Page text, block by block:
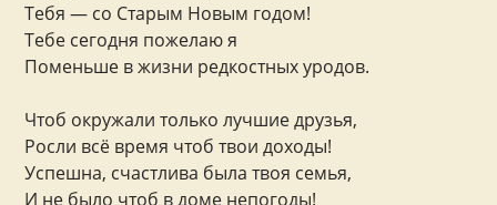
Тебя — со Старым Новым годом!
Тебе сегодня пожелаю я
Поменьше в жизни редкостных уродов.
Чтоб окружали только лучшие друзья,
Росли всё время чтоб твои доходы!
Успешна, счастлива была твоя семья,
И не было чтоб в доме непогоды!